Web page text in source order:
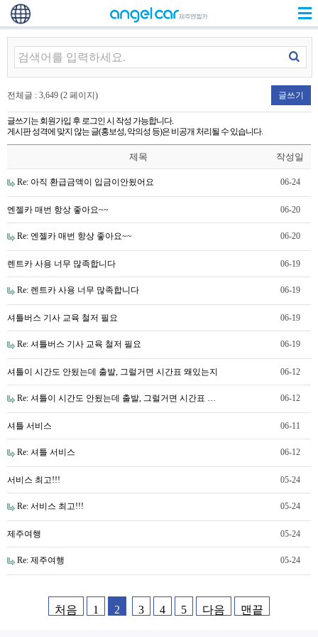
전체글 : 3,649 (2 페이지) 글쓰기
글쓰기는 회원가입 후 로그인 시 작성 가능합니다.
게시판 성격에 맞지 않는 글(홍보성, 악의성 등)은 비공개 처리될 수 있습니다.
제목 작성일
Re: 아직 환급금액이 입금이안됬어요 06-24
엔젤카 매번 항상 좋아요~~ 06-20
Re: 엔젤카 매번 항상 좋아요~~ 06-20
렌트카 사용 너무 많족합니다 06-19
Re: 렌트카 사용 너무 많족합니다 06-19
셔틀버스 기사 교육 철저 필요 06-19
Re: 셔틀버스 기사 교육 철저 필요 06-19
셔틀이 시간도 안됬는데 출발, 그럴거면 시간표 왜있는지 06-12
Re: 셔틀이 시간도 안됬는데 출발, 그럴거면 시간표 … 06-12
셔틀 서비스 06-11
Re: 셔틀 서비스 06-12
서비스 최고!!! 05-24
Re: 서비스 최고!!! 05-24
제주여행 05-24
Re: 제주여행 05-24
처음 1 2 3 4 5 다음 맨끝